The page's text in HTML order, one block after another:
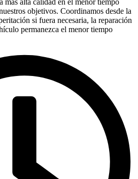
más alta calidad en el menor tiempo
objetivos. Coordinamos desde la
si fuera necesaria, la reparación
permanezca el menor tiempo